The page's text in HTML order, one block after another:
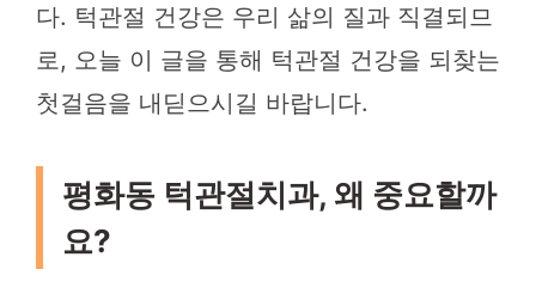
다. 턱관절 건강은 우리 삶의 질과 직결되므
로, 오늘 이 글을 통해 턱관절 건강을 되찾는
첫걸음을 내딛으시길 바랍니다.
평화동 턱관절치과, 왜 중요할까
요?